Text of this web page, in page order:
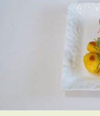
Škola vaření
Recepty z TV